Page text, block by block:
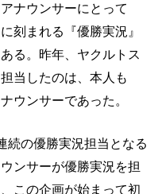
ナウンサーにとって
刻まれる『優勝実況』
る。昨年、ヤクルトス
当したのは、本人も
ウンサーであった。
続の優勝実況担当となる
ンサーが優勝実況を担
この企画が始まって初